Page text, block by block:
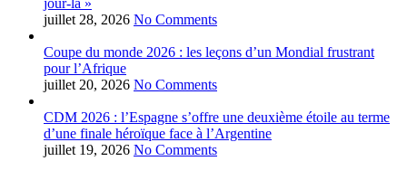
jour-là »
juillet 28, 2026 No Comments
Coupe du monde 2026 : les leçons d’un Mondial frustrant
pour l’Afrique
juillet 20, 2026 No Comments
CDM 2026 : l’Espagne s’offre une deuxième étoile au terme
d’une finale héroïque face à l’Argentine
juillet 19, 2026 No Comments